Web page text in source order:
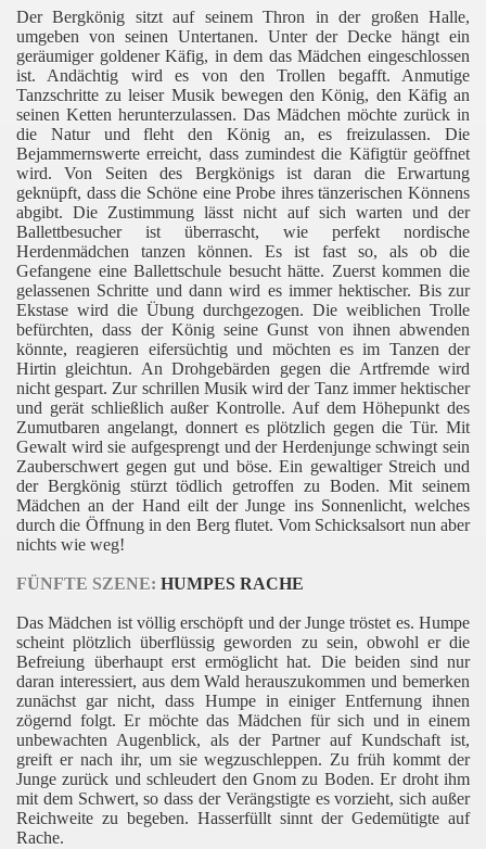
Der Bergkönig sitzt auf seinem Thron in der großen Halle,
umgeben von seinen Untertanen. Unter der Decke hängt ein
geräumiger goldener Käfig, in dem das Mädchen eingeschlossen
ist. Andächtig wird es von den Trollen begafft. Anmutige
Tanzschritte zu leiser Musik bewegen den König, den Käfig an
seinen Ketten herunterzulassen. Das Mädchen möchte zurück in
die Natur und fleht den König an, es freizulassen. Die
Bejammernswerte erreicht, dass zumindest die Käfigtür geöffnet
wird. Von Seiten des Bergkönigs ist daran die Erwartung
geknüpft, dass die Schöne eine Probe ihres tänzerischen Könnens
abgibt. Die Zustimmung lässt nicht auf sich warten und der
Ballettbesucher ist überrascht, wie perfekt nordische
Herdenmädchen tanzen können. Es ist fast so, als ob die
Gefangene eine Ballettschule besucht hätte. Zuerst kommen die
gelassenen Schritte und dann wird es immer hektischer. Bis zur
Ekstase wird die Übung durchgezogen. Die weiblichen Trolle
befürchten, dass der König seine Gunst von ihnen abwenden
könnte, reagieren eifersüchtig und möchten es im Tanzen der
Hirtin gleichtun. An Drohgebärden gegen die Artfremde wird
nicht gespart. Zur schrillen Musik wird der Tanz immer hektischer
und gerät schließlich außer Kontrolle. Auf dem Höhepunkt des
Zumutbaren angelangt, donnert es plötzlich gegen die Tür. Mit
Gewalt wird sie aufgesprengt und der Herdenjunge schwingt sein
Zauberschwert gegen gut und böse. Ein gewaltiger Streich und
der Bergkönig stürzt tödlich getroffen zu Boden. Mit seinem
Mädchen an der Hand eilt der Junge ins Sonnenlicht, welches
durch die Öffnung in den Berg flutet. Vom Schicksalsort nun aber
nichts wie weg!
FÜNFTE SZENE: HUMPES RACHE
Das Mädchen ist völlig erschöpft und der Junge tröstet es. Humpe
scheint plötzlich überflüssig geworden zu sein, obwohl er die
Befreiung überhaupt erst ermöglicht hat. Die beiden sind nur
daran interessiert, aus dem Wald herauszukommen und bemerken
zunächst gar nicht, dass Humpe in einiger Entfernung ihnen
zögernd folgt. Er möchte das Mädchen für sich und in einem
unbewachten Augenblick, als der Partner auf Kundschaft ist,
greift er nach ihr, um sie wegzuschleppen. Zu früh kommt der
Junge zurück und schleudert den Gnom zu Boden. Er droht ihm
mit dem Schwert, so dass der Verängstigte es vorzieht, sich außer
Reichweite zu begeben. Hasserfüllt sinnt der Gedemütigte auf
Rache.